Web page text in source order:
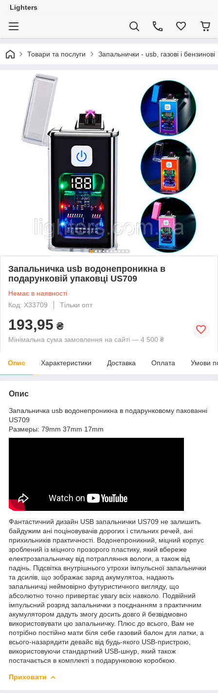
Lighters
Товари та послуги Запальнички - usb, газові і бензинові
Запальничка usb водонепроникна в
подарунковій упаковці US709
Немає в наявності
Код: X33709
Тільки опт
193,95 ₴
Мінімальна сума замовлення на сайті — 4 500 ₴
Опис Характеристики Доставка Оплата Умови
Опис
Запальничка usb водонепроникна в подарунковому пакованні
US709
Размеры: 79mm 37mm 17mm
Фантастичний дизайн USB запальнички US709 не залишить
байдужим ані поціновувачів дорогих і стильних речей, ані
прихильників практичності. Водонепроникний, міцний корпус
зроблений із міцного прозорого пластику, який вбереже
електрозапальничку від потрапляння вологи, а також від
падінь. Підсвітка внутрішнього утрохи імпульсної запальнички
та дсилів, що зображає заряд акумулятоа, надають
запальничці неймовірно футуристичного вигляду, що
абсолютно точно привертає увагу всіх навколо. Подвійний
імпульсний розряд запальнички з поєднанням з практичним
акумулятором дадуть змогу досить довго й безвідмовно
використовувати цю запальничку. Плюс до всього, Вам не
потрібно постійно мати біля себе газовий балон для латки, а
всього-назарядити девайс від будь-якого USB-пристрою,
використовуючи стандартний USB-шнур, який також
постачається в комплекті з подарунковою коробкою.
Приховати